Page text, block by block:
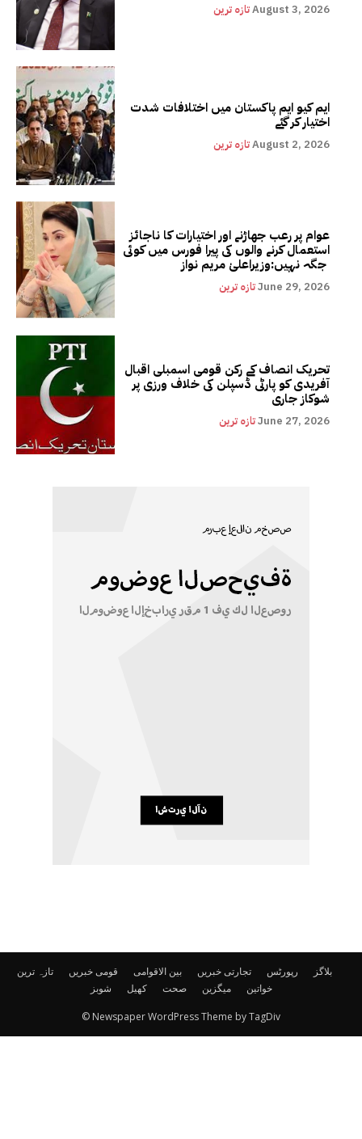
تازہ ترینAugust 3, 2026
ایم کیو ایم پاکستان میں اختلافات شدت
اختیار کر گئے
تازہ ترینAugust 2, 2026
عوام پر رعب جھاڑنے اور اختیارات کا ناجائز
استعمال کرنے والوں کی پیرا فورس میں کوئی
تازہ ترینJune 29, 2026
تحریک انصاف کے رکن قومی اسمبلی اقبال
آفریدی کو پارٹی ڈسپلن کی خلاف ورزی پر
شوکاز جاری
تازہ ترینJune 27, 2026
تازہ ترین قومی خبریں بین الاقوامی تجارتی خبریں رپورٹس
بلاگز
شوبز
کھیل صحت میگزین خواتین
© Newspaper WordPress Theme by TagDiv